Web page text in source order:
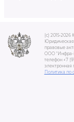
(c) 2015-
Юридическая
правовые
ООО "Инфра-
телефон +7
электронная
Политика по